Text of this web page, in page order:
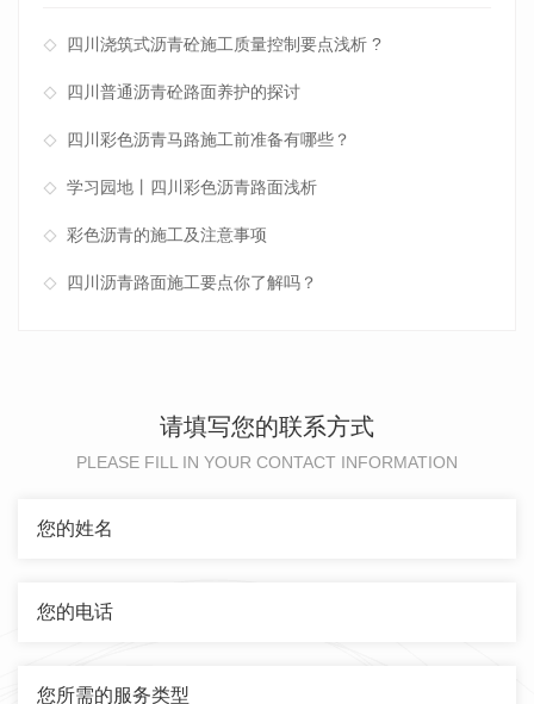
四川浇筑式沥青砼施工质量控制要点浅析 ?
四川普通沥青砼路面养护的探讨
四川彩色沥青马路施工前准备有哪些？
学习园地丨四川彩色沥青路面浅析
彩色沥青的施工及注意事项
四川沥青路面施工要点你了解吗？
请填写您的联系方式
PLEASE FILL IN YOUR CONTACT INFORMATION